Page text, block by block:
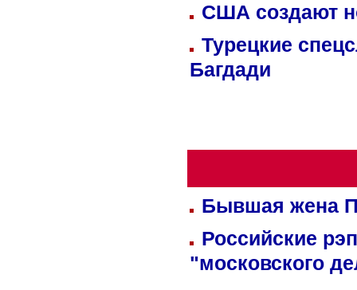
США создают
Турецкие
Багдади
Бывшая жена
Российские
"московского